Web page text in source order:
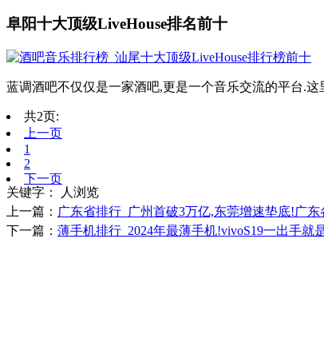
阜阳十大顶级LiveHouse排名前十
蓝调酒吧不仅仅是一家酒吧,更是一个音乐交流的平台.
共2页:
上一页
1
2
下一页
关键字：
人浏览
上一篇： 广东省排行_广州首破3万亿,东莞增速垫底!广
下一篇： 薄手机排行_2024年最薄手机!vivoS19一出手就